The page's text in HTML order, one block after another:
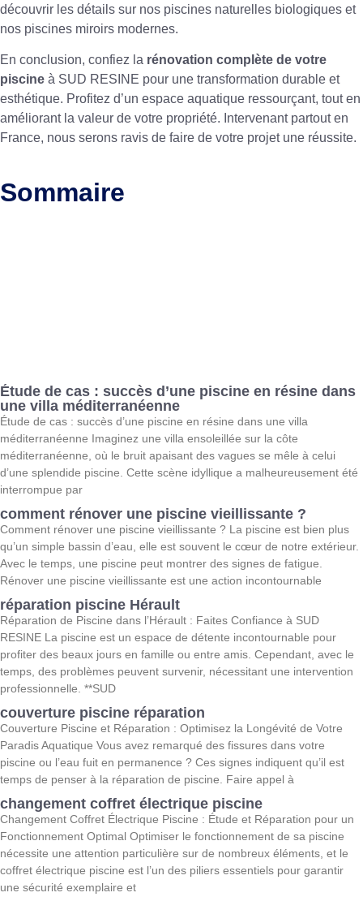
découvrir les détails sur nos piscines naturelles biologiques et
nos piscines miroirs modernes.
En conclusion, confiez la rénovation complète de votre
piscine à SUD RESINE pour une transformation durable et
esthétique. Profitez d’un espace aquatique ressourçant, tout en
améliorant la valeur de votre propriété. Intervenant partout en
France, nous serons ravis de faire de votre projet une réussite.
Sommaire
Étude de cas : succès d’une piscine en résine dans
une villa méditerranéenne
Étude de cas : succès d’une piscine en résine dans une villa
méditerranéenne Imaginez une villa ensoleillée sur la côte
méditerranéenne, où le bruit apaisant des vagues se mêle à celui
d’une splendide piscine. Cette scène idyllique a malheureusement été
interrompue par
comment rénover une piscine vieillissante ?
Comment rénover une piscine vieillissante ? La piscine est bien plus
qu’un simple bassin d’eau, elle est souvent le cœur de notre extérieur.
Avec le temps, une piscine peut montrer des signes de fatigue.
Rénover une piscine vieillissante est une action incontournable
réparation piscine Hérault
Réparation de Piscine dans l’Hérault : Faites Confiance à SUD
RESINE La piscine est un espace de détente incontournable pour
profiter des beaux jours en famille ou entre amis. Cependant, avec le
temps, des problèmes peuvent survenir, nécessitant une intervention
professionnelle. **SUD
couverture piscine réparation
Couverture Piscine et Réparation : Optimisez la Longévité de Votre
Paradis Aquatique Vous avez remarqué des fissures dans votre
piscine ou l’eau fuit en permanence ? Ces signes indiquent qu’il est
temps de penser à la réparation de piscine. Faire appel à
changement coffret électrique piscine
Changement Coffret Électrique Piscine : Étude et Réparation pour un
Fonctionnement Optimal Optimiser le fonctionnement de sa piscine
nécessite une attention particulière sur de nombreux éléments, et le
coffret électrique piscine est l’un des piliers essentiels pour garantir
une sécurité exemplaire et